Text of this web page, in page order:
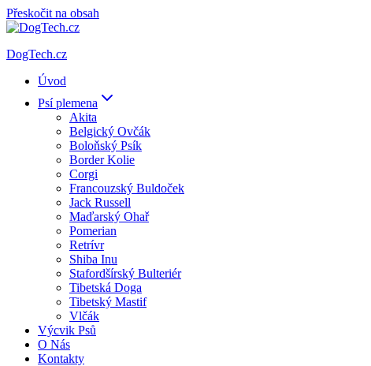
Přeskočit na obsah
DogTech.cz
Úvod
Psí plemena
Akita
Belgický Ovčák
Boloňský Psík
Border Kolie
Corgi
Francouzský Buldoček
Jack Russell
Maďarský Ohař
Pomerian
Retrívr
Shiba Inu
Stafordšírský Bulteriér
Tibetská Doga
Tibetský Mastif
Vlčák
Výcvik Psů
O Nás
Kontakty